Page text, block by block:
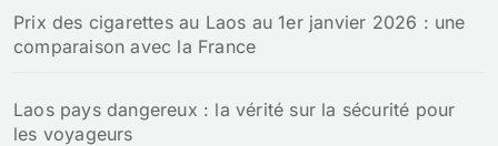
Prix des cigarettes au Laos au 1er janvier 2026 : une
comparaison avec la France
Laos pays dangereux : la vérité sur la sécurité pour
les voyageurs